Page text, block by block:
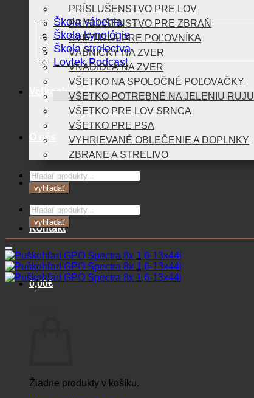
Škola vábenia
Škola kynológie
Škola strelectva
Lovtek Podcast
Veľkoobchod
O nás
Blog
Kontakt
0,00€
Žiadne produkty v košíku.
PRÍSLUŠENSTVO PRE LOV
PRÍSLUŠENSTVO PRE ZBRAŇ
SVIETIDLÁ PRE POĽOVNÍKA
VÁBNIČKY NA ZVER
VNADIDLÁ NA ZVER
VŠETKO NA SPOLOČNÉ POĽOVAČKY
VŠETKO POTREBNÉ NA JELENIU RUJU
VŠETKO PRE LOV SRNCA
VŠETKO PRE PSA
VYHRIEVANÉ OBLEČENIE A DOPLNKY
ZBRANE A STRELIVO
Products
search
vyhľadať
Products
search
vyhľadať